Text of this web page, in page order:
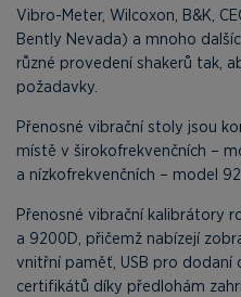
Vibro-Meter, Wilcoxon, B&K,
Bently Nevada) a mnoho
různé provedení shakerů tak,
požadavky.
Přenosné vibrační stoly jsou
místě v širokofrekvenčních –
a nízkofrekvenčních – model
Přenosné vibrační kalibrátory
a 9200D, přičemž nabízejí
vnitřní paměť, USB pro dodaní
certifikátů díky předlohám